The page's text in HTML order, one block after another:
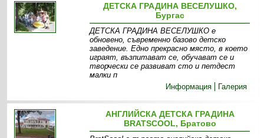
ДЕТСКА ГРАДИНА ВЕСЕЛУШКО,
Бургас
ДЕТСКА ГРАДИНА ВЕСЕЛУШКО е
обновено, съвременно базово детско
заведение. Едно прекрасно място, в което
играят, възпитават се, обучават се и
творчески се развиват сто и петдест
малки п
Информация
Галерия
АНГЛИЙСКА ДЕТСКА ГРАДИНА
BRATSCOOL, Братово